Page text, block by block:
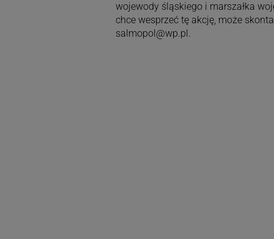
wojewody śląskiego i marszałka
chce wesprzeć tę akcję, może
salmopol@wp.pl .